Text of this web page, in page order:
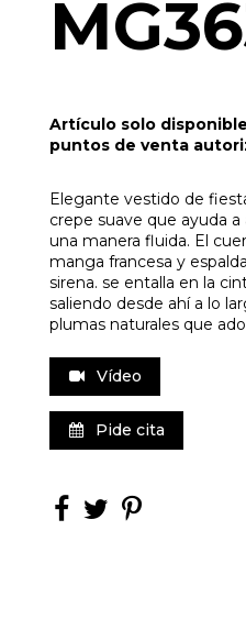
Artículo solo
puntos de venta
Elegante vestido de
crepe suave que ayuda
una manera fluida. El
manga francesa y
sirena. se entalla en la
saliendo desde ahí a lo
plumas naturales que
Vídeo
Pide cita